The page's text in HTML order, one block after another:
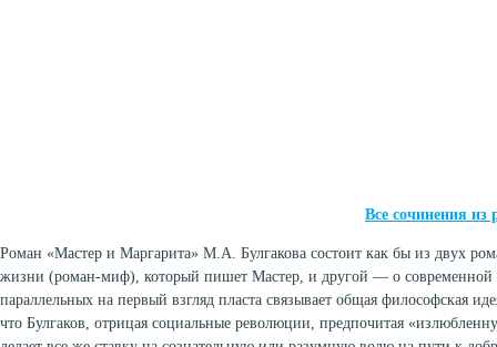
Все сочинения
Роман «Мастер и Маргарита» М.А. Булгакова состоит как бы из двух
жизни (роман-миф), который пишет Мастер, и другой — о
параллельных на первый взгляд пласта связывает общая философская
что Булгаков, отрицая социальные революции, предпочитая